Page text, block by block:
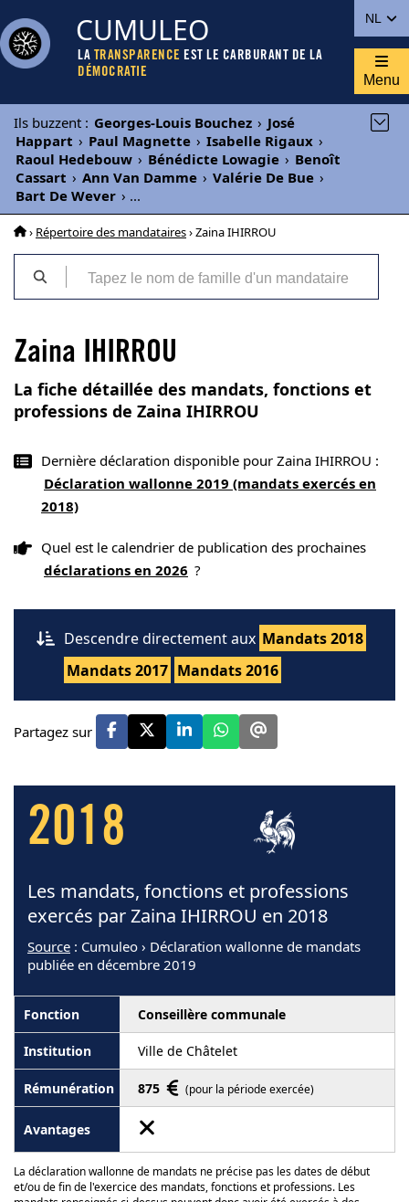
NL
CUMULEO
LA TRANSPARENCE EST LE CARBURANT DE LA
DÉMOCRATIE
Menu
Ils buzzent : Georges-Louis Bouchez › José
Happart › Paul Magnette › Isabelle Rigaux ›
Raoul Hedebouw › Bénédicte Lowagie › Benoît
Cassart › Ann Van Damme › Valérie De Bue ›
Bart De Wever › ...
› Répertoire des mandataires› Zaina IHIRROU
Zaina IHIRROU
La fiche détaillée des mandats, fonctions et
professions de Zaina IHIRROU
Dernière déclaration disponible pour Zaina IHIRROU :
Déclaration wallonne 2019 (mandats exercés en
2018)
Quel est le calendrier de publication des prochaines
déclarations en 2026 ?
Descendre directement aux Mandats 2018
Mandats 2017 Mandats 2016
Partagez sur
2018
Les mandats, fonctions et professions
exercés par Zaina IHIRROU en 2018
Source : Cumuleo › Déclaration wallonne de mandats
publiée en décembre 2019
Conseillère communale
Ville de Châtelet
875 (pour la période exercée)
La déclaration wallonne de mandats ne précise pas les dates de début
et/ou de fin de l'exercice des mandats, fonctions et professions. Les